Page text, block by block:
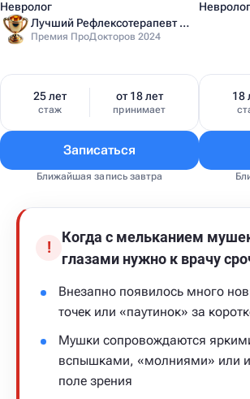
Невролог
Лучший Рефлексотерапевт Санкт-Петербурга
Премия ПроДокторов 2024
25 лет
стаж
от 18 лет
принимает
Записаться
Ближайшая запись завтра
Невролог
18
!
Когда с мельканием
глазами нужно к врачу
Внезапно появилось много
точек или «паутинок» за
Мушки сопровождаются
вспышками, «молниями» или
поле зрения